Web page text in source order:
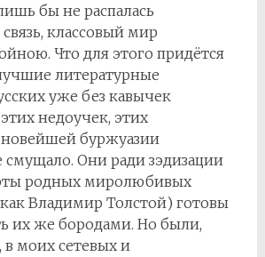
бы не распалась
классовый мир
Что для этого придётся
литературные
уже без кавычек
недоучек, этих
буржуазии
смущало. Они ради зэдизации
родных миролюбивых
Владимир Толстой) готовы
их же бородами. Но были,
в моих сетевых и